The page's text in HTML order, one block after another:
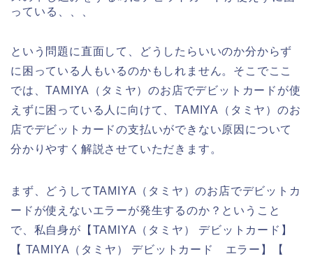
っている、、、
という問題に直面して、どうしたらいいのか分からず
に困っている人もいるのかもしれません。そこでここ
では、TAMIYA（タミヤ）のお店でデビットカードが使
えずに困っている人に向けて、TAMIYA（タミヤ）のお
店でデビットカードの支払いができない原因について
分かりやすく解説させていただきます。
まず、どうしてTAMIYA（タミヤ）のお店でデビットカ
ードが使えないエラーが発生するのか？ということ
で、私自身が【TAMIYA（タミヤ） デビットカード】
【 TAMIYA（タミヤ） デビットカード エラー】【